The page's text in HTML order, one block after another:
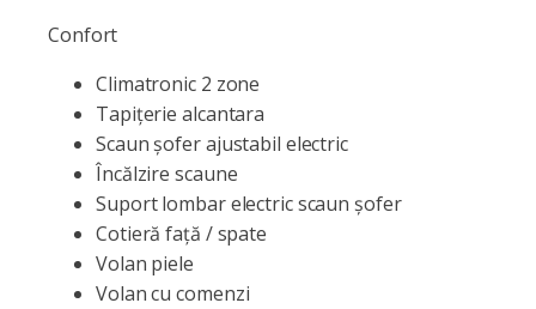
Confort
Climatronic 2 zone
Tapițerie alcantara
Scaun șofer ajustabil electric
Încălzire scaune
Suport lombar electric scaun șofer
Cotieră față / spate
Volan piele
Volan cu comenzi